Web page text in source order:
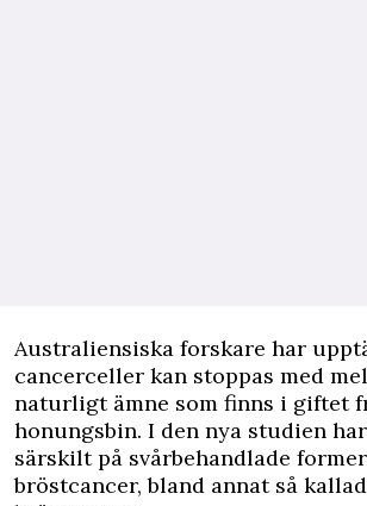
Australiensiska forskare har
cancerceller kan stoppas med
naturligt ämne som finns i giftet
honungsbin. I den nya studien
särskilt på svårbehandlade
bröstcancer, bland annat så